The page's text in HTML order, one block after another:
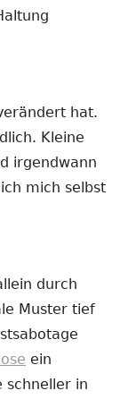
hat.
Kleine
irgendwann
mich selbst
durch
Muster tief
ein
schneller in